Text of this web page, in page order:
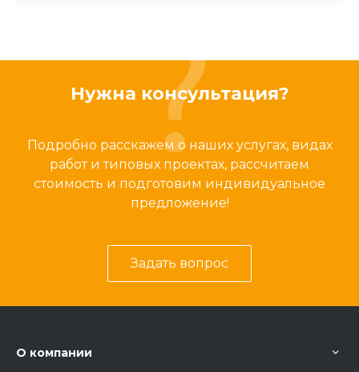
Нужна консультация?
Подробно расскажем о наших услугах, видах
работ и типовых проектах, рассчитаем
стоимость и подготовим индивидуальное
предложение!
Задать вопрос
О компании